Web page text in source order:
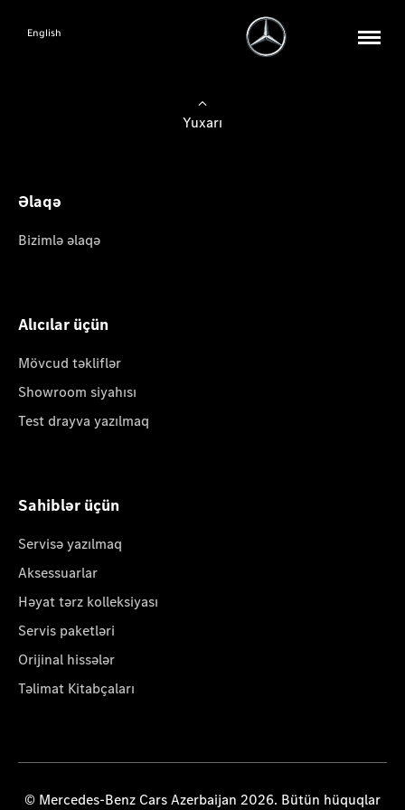
English
Yuxarı
Əlaqə
Bizimlə əlaqə
Alıcılar üçün
Mövcud təkliflər
Showroom siyahısı
Test drayva yazılmaq
Sahiblər üçün
Servisə yazılmaq
Aksessuarlar
Həyat tərz kolleksiyası
Servis paketləri
Orijinal hissələr
Təlimat Kitabçaları
© Mercedes-Benz Cars Azerbaijan 2026. Bütün hüquqlar